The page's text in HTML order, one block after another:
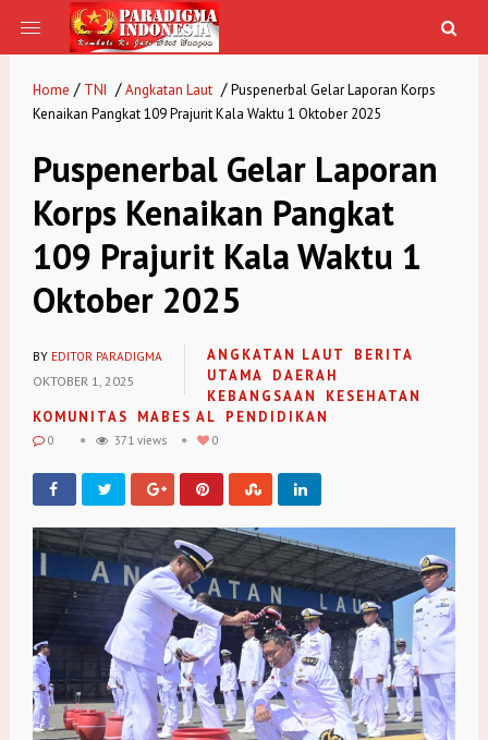
Home / TNI / Angkatan Laut / Puspenerbal Gelar Laporan Korps
Kenaikan Pangkat 109 Prajurit Kala Waktu 1 Oktober 2025
Puspenerbal Gelar Laporan
Korps Kenaikan Pangkat
109 Prajurit Kala Waktu 1
Oktober 2025
BY EDITOR PARADIGMA
OKTOBER 1, 2025
ANGKATAN LAUT
BERITA
UTAMA
DAERAH
KEBANGSAAN
KESEHATAN
KOMUNITAS
MABES AL PENDIDIKAN
0 371 views 0